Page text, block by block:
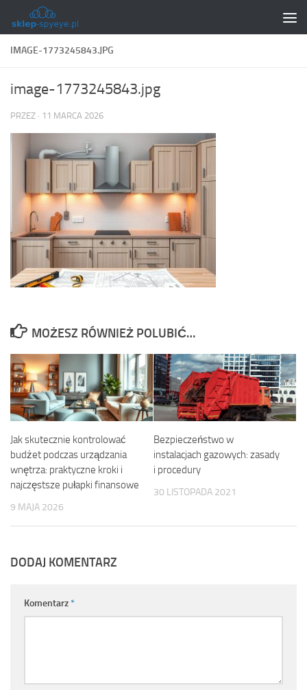
Skip to content
IMAGE-1773245843.JPG
image-1773245843.jpg
PRZEZ · 11 MARCA 2026
MOŻESZ RÓWNIEŻ POLUBIĆ…
Jak skutecznie kontrolować
budżet podczas urządzania
wnętrza: praktyczne kroki i
najczęstsze pułapki finansowe
9 MAJA 2026
Bezpieczeństwo w
instalacjach gazowych: zasady
i procedury
30 LISTOPADA 2021
DODAJ KOMENTARZ
Komentarz*